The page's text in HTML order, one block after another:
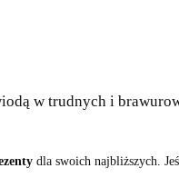
w trudnych i
dla swoich najbliższych.